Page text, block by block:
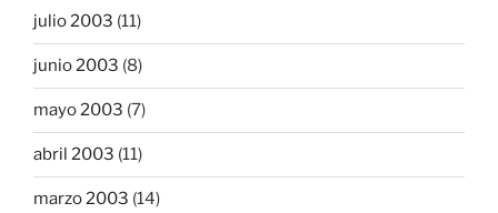
julio 2003 (11)
junio 2003 (8)
mayo 2003 (7)
abril 2003 (11)
marzo 2003 (14)